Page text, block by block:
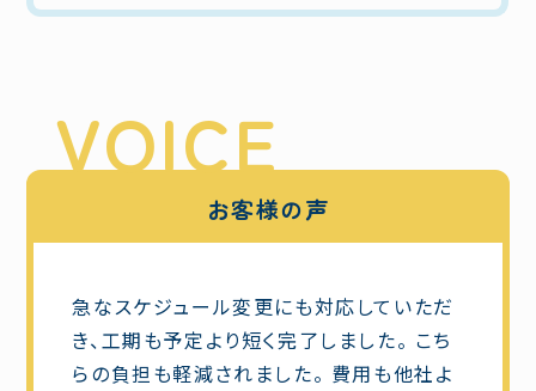
お客様の声
急なスケジュール変更にも対応していただ
き、工期も予定より短く完了しました。 こち
らの負担も軽減されました。 費用も他社よ